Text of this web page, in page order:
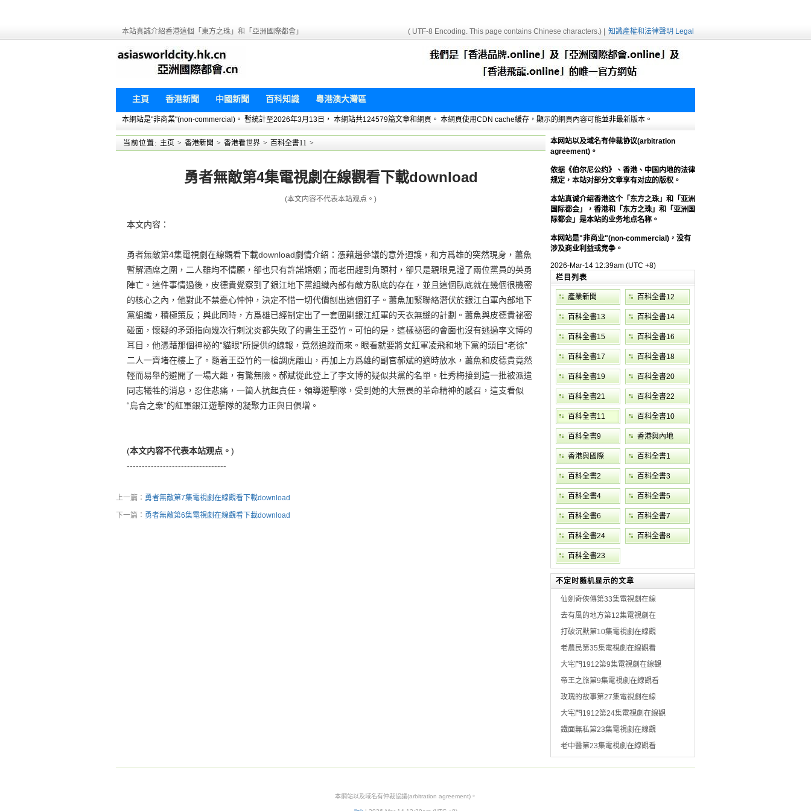
本站真誠介紹香港這個「東方之珠」和「亞洲國際都會」 ( UTF-8 Encoding. This page contains Chinese characters.) | 知識產權和法律聲明 Legal
主頁 香港新聞 中國新聞 百科知識 粵港澳大灣區
本網站是"非商業"(non-commercial)。 暫統計至2026年3月13日， 本網站共124579篇文章和網頁。 本網頁使用CDN cache緩存，顯示的網頁內容可能並非最新版本。
当前位置: 主页 > 香港新聞 > 香港看世界 > 百科全書11 >
勇者無敵第4集電視劇在線觀看下載download
(本文内容不代表本站观点。)
本文内容：
勇者無敵第4集電視劇在線觀看下載download劇情介紹：憑藉趙參議的意外迴護，和方爲雄的突然現身，蕭魚
暫解酒席之圍，二人雖均不情願，卻也只有許諾婚姻；而老田趕到角頭村，卻只是親眼見證了兩位黨員的英勇
陣亡。這件事情過後，皮德貴覺察到了銀江地下黨組織內部有敵方臥底的存在，並且這個臥底就在幾個很機密
的核心之內，他對此不禁憂心忡忡，決定不惜一切代價刨出這個釘子。蕭魚加緊聯絡潛伏於銀江白軍內部地下
黨組織，積極策反；與此同時，方爲雄已經制定出了一套圍剿銀江紅軍的天衣無縫的計劃。蕭魚與皮德貴祕密
碰面，懷疑的矛頭指向幾次行刺沈炎都失敗了的書生王亞竹。可怕的是，這樣祕密的會面也沒有逃過李文博的
耳目，他憑藉那個神祕的“貓眼”所提供的線報，竟然追蹤而來。眼看就要將女紅軍凌飛和地下黨的頭目“老徐”
二人一齊堵在樓上了。隨着王亞竹的一槍調虎離山，再加上方爲雄的副官郝斌的適時放水，蕭魚和皮德貴竟然
輕而易舉的避開了一場大難，有驚無險。郝斌從此登上了李文博的疑似共黨的名單。杜秀梅接到這一批被派遣
同志犧牲的消息，忍住悲痛，一箇人抗起責任，領導遊擊隊，受到她的大無畏的革命精神的感召，這支看似
“烏合之衆”的紅軍銀江遊擊隊的凝聚力正與日俱增。
(本文内容不代表本站观点。 )
---------------------------------
上一篇： 勇者無敵第7集電視劇在線觀看下載download
下一篇： 勇者無敵第6集電視劇在線觀看下載download
本网站以及域名有仲裁协议(arbitration
agreement)。
依据《伯尔尼公约》、香港、中国内地的法律
规定，本站对部分文章享有对应的版权。
本站真诚介绍香港这个「东方之珠」和「亚洲
国际都会」，香港和「东方之珠」和「亚洲国
际都会」是本站的业务地点名称。
本网站是"非商业"(non-commercial)，没有
涉及商业利益或竞争。
2026-Mar-14 12:39am (UTC +8)
栏目列表
產業新聞 百科全書12
百科全書13 百科全書14
百科全書15 百科全書16
百科全書17 百科全書18
百科全書19 百科全書20
百科全書21 百科全書22
百科全書11 百科全書10
百科全書9 香港與內地
香港與國際 百科全書1
百科全書2 百科全書3
百科全書4 百科全書5
百科全書6 百科全書7
百科全書24 百科全書8
百科全書23
不定时随机显示的文章
仙劍奇俠傳第33集電視劇在線
去有風的地方第12集電視劇在
打破沉默第10集電視劇在線觀
老農民第35集電視劇在線觀看
大宅門1912第9集電視劇在線觀
帝王之旅第9集電視劇在線觀看
玫瑰的故事第27集電視劇在線
大宅門1912第24集電視劇在線觀
鐵面無私第23集電視劇在線觀
老中醫第23集電視劇在線觀看
本網站以及域名有仲裁協議(arbitration agreement)。